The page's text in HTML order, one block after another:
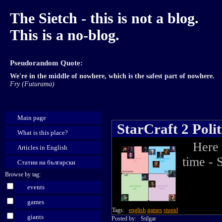
The Sietch - this is not a blog.
This is a no-blog.
Pseudorandom Quote:
We're in the middle of nowhere, which is the safest part of nowhere.
Fry (Futurama)
Main page
What is this place?
Articles in English
Статии на български
Browse by tag:
events
games
giants
StarCraft 2
Here
time -
Tags: english games stupid
Posted by: Stilgar